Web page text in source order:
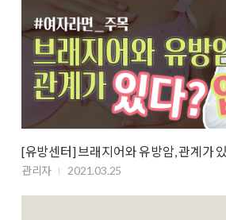
[유방센터] 브래지어와 유방암, 관계가
관리자 2021.03.25